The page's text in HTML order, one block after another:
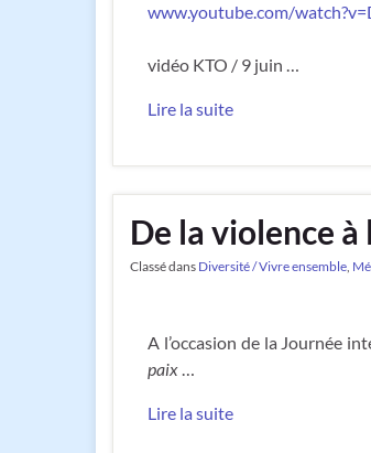
www.youtube.com/
vidéo KTO / 9 juin …
Lire la suite
De la violence à
Classé dans Diversité / Vivre ensemble,
A l’occasion de la Journée
paix…
Lire la suite